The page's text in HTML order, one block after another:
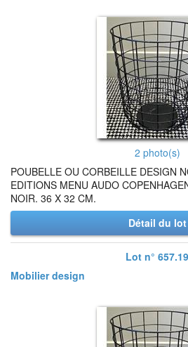
2 photo(s)
POUBELLE OU CORBEILLE DESIGN
EDITIONS MENU AUDO
NOIR. 36 X 32 CM.
Détail du lot
Lot n° 657.19
Mobilier design